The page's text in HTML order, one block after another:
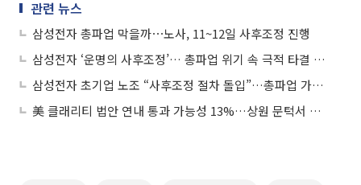
관련 뉴스
삼성전자 총파업 막을까⋯노사, 11~12일 사후조정 진행
삼성전자 ‘운명의 사후조정’… 총파업 위기 속 극적 타결 이뤄낼까
삼성전자 초기업 노조 “사후조정 절차 돌입”…총파업 가능성도 여전
美 클래리티 법안 연내 통과 가능성 13%…상원 문턱서 제동